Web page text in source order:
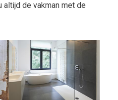
altijd de vakman met de